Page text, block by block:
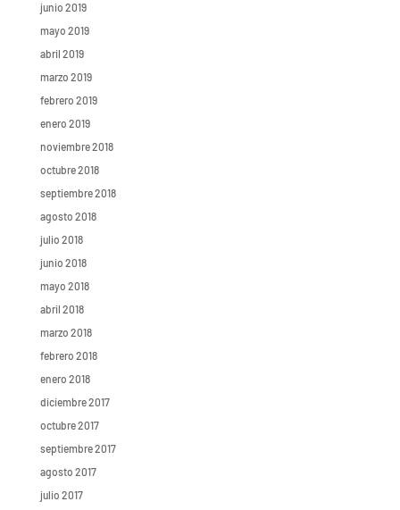
junio 2019
mayo 2019
abril 2019
marzo 2019
febrero 2019
enero 2019
noviembre 2018
octubre 2018
septiembre 2018
agosto 2018
julio 2018
junio 2018
mayo 2018
abril 2018
marzo 2018
febrero 2018
enero 2018
diciembre 2017
octubre 2017
septiembre 2017
agosto 2017
julio 2017